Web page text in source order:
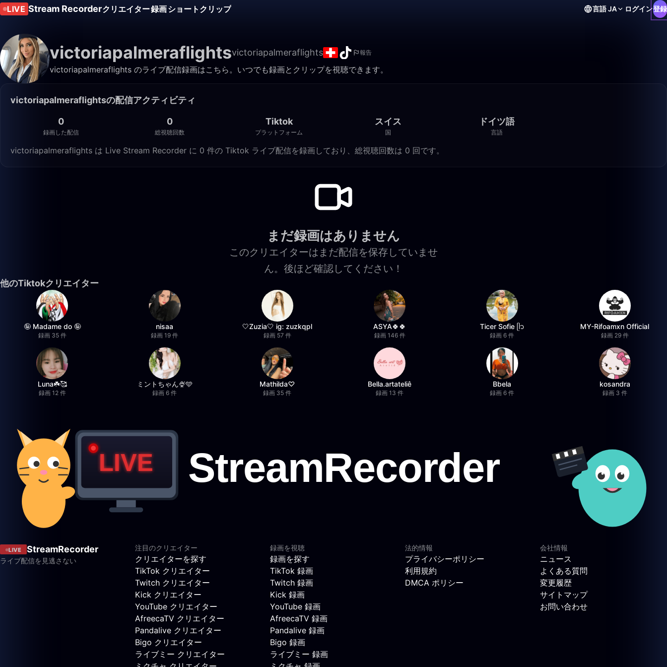
LIVE Stream Recorderクリエイター録画ショートクリップ 言語JA ログイン登録
victoriapalmeraflightsvictoriapalmeraflights 報告
victoriapalmeraflights のライブ配信録画はこちら。いつでも録画とクリップを視聴できます。
victoriapalmeraflightsの配信アクティビティ
0
録画した配信
0
総視聴回数
Tiktok
プラットフォーム
スイス
国
ドイツ語
言語
victoriapalmeraflights は Live Stream Recorder に 0 件の Tiktok ライブ配信を録画しており、総視聴回数は 0 回です。
まだ録画はありません
このクリエイターはまだ配信を保存していませ
ん。後ほど確認してください！
他のTiktokクリエイター
🤪 Madame do 🤪
録画 35 件
nisaa
録画 19 件
🤍Zuzia🤍 ig: zuzkqpl
録画 57 件
ASYA🍀🍀
録画 146 件
Ticer Sofie ᥫ᭡
録画 6 件
MY-Rifoamxn Official
録画 29 件
Luna☘️🥰
録画 12 件
ミントちゃん🍨🩵
録画 6 件
Mathilda♡︎
録画 35 件
Bella.artateliê
録画 13 件
Bbela
録画 6 件
kosandra
録画 3 件
LIVE StreamRecorder
ライブ配信を見逃さない
注目のクリエイター
クリエイターを探す
TikTok クリエイター
Twitch クリエイター
Kick クリエイター
YouTube クリエイター
AfreecaTV クリエイター
Pandalive クリエイター
Bigo クリエイター
ライブミー クリエイター
録画を視聴
録画を探す
TikTok 録画
Twitch 録画
Kick 録画
YouTube 録画
AfreecaTV 録画
Pandalive 録画
Bigo 録画
ライブミー 録画
法的情報
プライバシーポリシー
利用規約
DMCA ポリシー
会社情報
ニュース
よくある質問
変更履歴
サイトマップ
お問い合わせ